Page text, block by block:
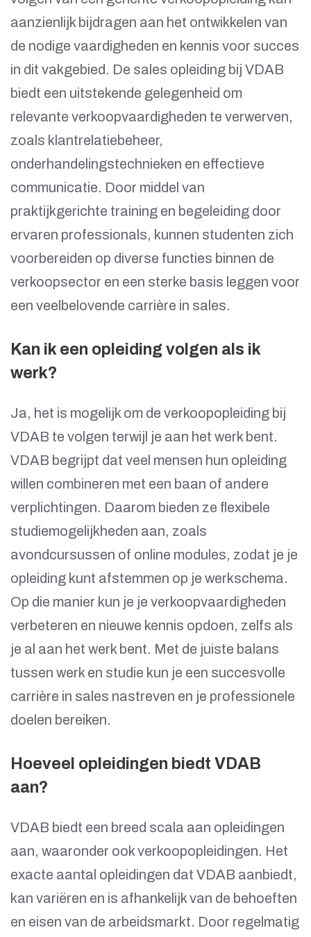
aanzienlijk bijdragen aan het ontwikkelen van
de nodige vaardigheden en kennis voor succes
in dit vakgebied. De sales opleiding bij VDAB
biedt een uitstekende gelegenheid om
relevante verkoopvaardigheden te verwerven,
zoals klantrelatiebeheer,
onderhandelingstechnieken en effectieve
communicatie. Door middel van
praktijkgerichte training en begeleiding door
ervaren professionals, kunnen studenten zich
voorbereiden op diverse functies binnen de
verkoopsector en een sterke basis leggen voor
een veelbelovende carrière in sales.
Kan ik een opleiding volgen als ik
werk?
Ja, het is mogelijk om de verkoopopleiding bij
VDAB te volgen terwijl je aan het werk bent.
VDAB begrijpt dat veel mensen hun opleiding
willen combineren met een baan of andere
verplichtingen. Daarom bieden ze flexibele
studiemogelijkheden aan, zoals
avondcursussen of online modules, zodat je je
opleiding kunt afstemmen op je werkschema.
Op die manier kun je je verkoopvaardigheden
verbeteren en nieuwe kennis opdoen, zelfs als
je al aan het werk bent. Met de juiste balans
tussen werk en studie kun je een succesvolle
carrière in sales nastreven en je professionele
doelen bereiken.
Hoeveel opleidingen biedt VDAB
aan?
VDAB biedt een breed scala aan opleidingen
aan, waaronder ook verkoopopleidingen. Het
exacte aantal opleidingen dat VDAB aanbiedt,
kan variëren en is afhankelijk van de behoeften
en eisen van de arbeidsmarkt. Door regelmatig